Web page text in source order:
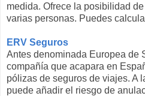
medida. Ofrece la posibilidad
varias personas. Puedes
ERV Seguros
Antes denominada Europea de
compañía que acapara en
pólizas de seguros de viajes. A
puede añadir el riesgo de